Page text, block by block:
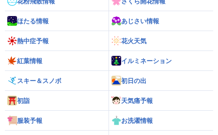
ほたる情報 あじさい情報
熱中症予報 花火天気
紅葉情報 イルミネーション
スキー＆スノボ 初日の出
初詣 天気痛予報
服装予報 お洗濯情報